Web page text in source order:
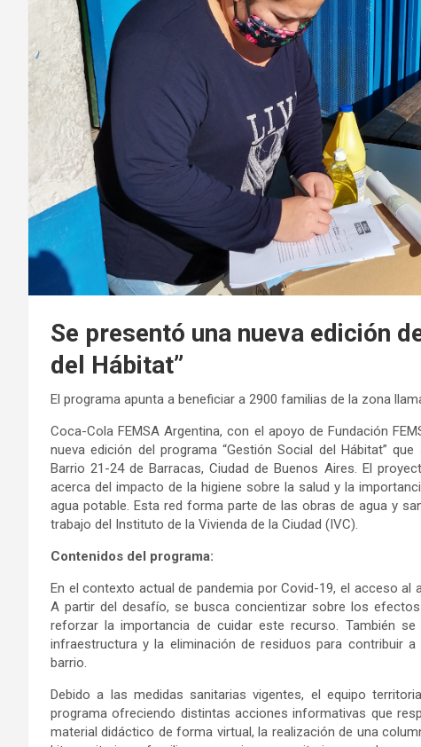
Se presentó una nueva edición
del Hábitat”
El programa apunta a beneficiar a 2900 familias de la zona
Coca-Cola FEMSA Argentina, con el apoyo de Fundación
nueva edición del programa “Gestión Social del Hábitat”
Barrio 21-24 de Barracas, Ciudad de Buenos Aires. El
acerca del impacto de la higiene sobre la salud y la
agua potable. Esta red forma parte de las obras de agua y
trabajo del Instituto de la Vivienda de la Ciudad (IVC).
Contenidos del programa:
En el contexto actual de pandemia por Covid-19, el acceso al
A partir del desafío, se busca concientizar sobre los
reforzar la importancia de cuidar este recurso. También
infraestructura y la eliminación de residuos para contribuir
barrio.
Debido a las medidas sanitarias vigentes, el equipo
programa ofreciendo distintas acciones informativas que
material didáctico de forma virtual, la realización de una